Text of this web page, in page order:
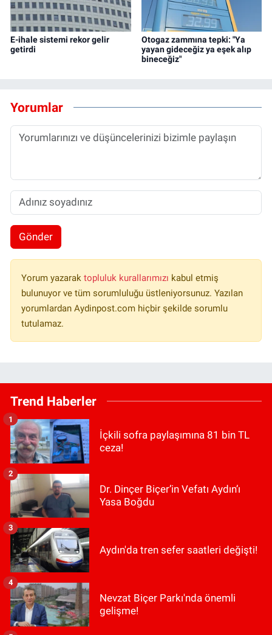
E-ihale sistemi rekor gelir
getirdi
Otogaz zammına tepki: "Ya
yayan gideceğiz ya eşek alıp
bineceğiz"
Yorumlar
Gönder
Yorum yazarak topluluk kurallarımızı kabul etmiş
bulunuyor ve tüm sorumluluğu üstleniyorsunuz. Yazılan
yorumlardan Aydinpost.com hiçbir şekilde sorumlu
tutulamaz.
Trend Haberler
İçkili sofra paylaşımına 81 bin TL
ceza!
1
Dr. Dinçer Biçer’in Vefatı Aydın’ı
Yasa Boğdu
2
Aydın'da tren sefer saatleri değişti!
3
Nevzat Biçer Parkı'nda önemli
gelişme!
4